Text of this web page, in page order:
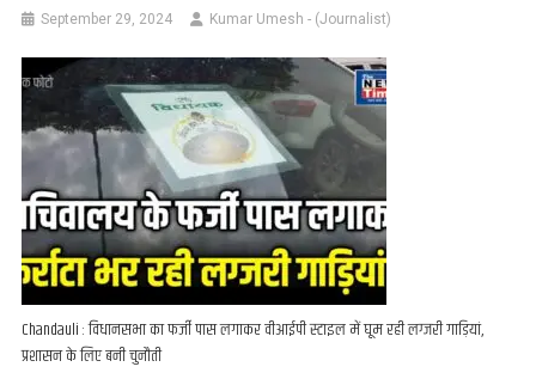
September 29, 2024 Kumar Umesh - (Journalist)
Chandauli : विधानसभा का फर्जी पास लगाकर वीआईपी स्टाइल में घूम रही लग्जरी गाड़ियां,
प्रशासन के लिए बनी चुनौती